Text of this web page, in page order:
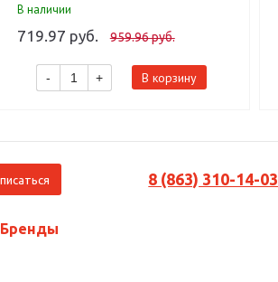
В наличии
719.97 руб. 959.96 руб.
- + В корзину
8 (863) 310-14-03
Бренды